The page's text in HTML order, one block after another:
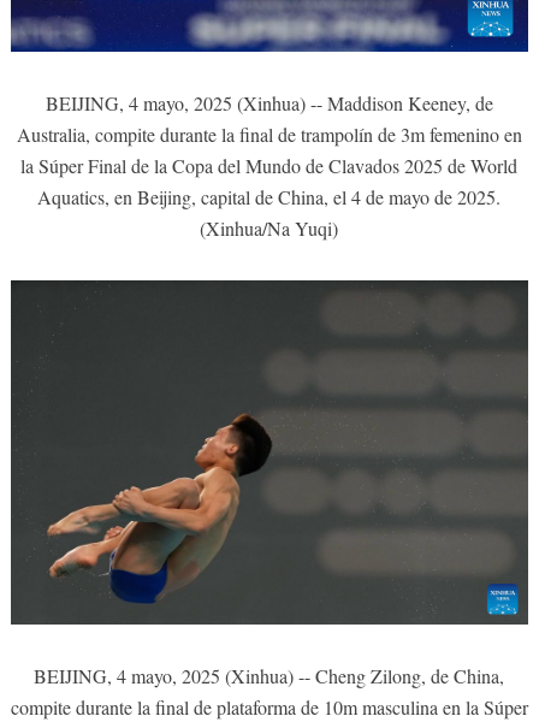
BEIJING, 4 mayo, 2025 (Xinhua) -- Maddison Keeney, de
Australia, compite durante la final de trampolín de 3m femenino en
la Súper Final de la Copa del Mundo de Clavados 2025 de World
Aquatics, en Beijing, capital de China, el 4 de mayo de 2025.
(Xinhua/Na Yuqi)
BEIJING, 4 mayo, 2025 (Xinhua) -- Cheng Zilong, de China,
compite durante la final de plataforma de 10m masculina en la Súper